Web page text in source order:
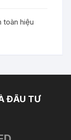
toàn hiệu
ĐẦU TƯ